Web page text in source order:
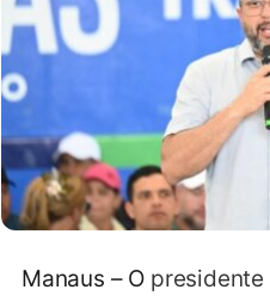
Manaus – O presidente